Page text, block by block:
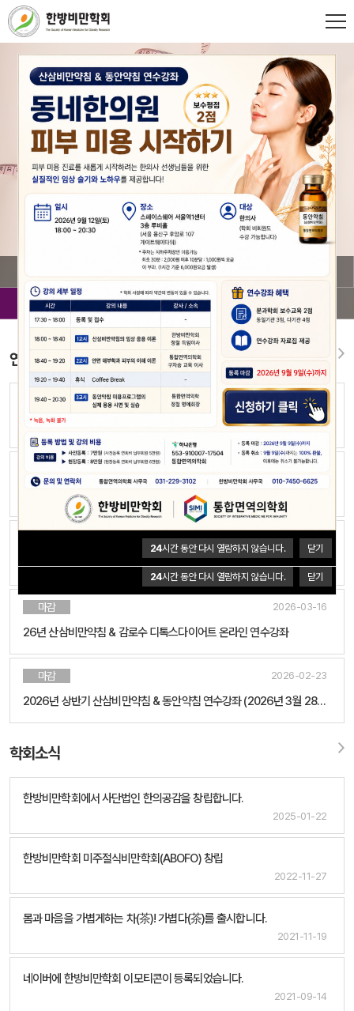
시간 동안 다시 열람하지 않습니다.
24시간 동안 다시 열람하지 않습니다. 닫기
24 시간 동안 다시 열람하지 않습니다. 닫기
24시간 동안 다시 열람하지 않습니다. 닫기
정회원 한의원 검색
깊이있는 연구과 활발한 활동으로 한방비만학회의 발전에 앞장서겠습니다.
정회원 한의원 검색
연수강좌안내 및 등록
정회원 한의원 검색 온라인스토어
연수강좌 & 학술대회
접수중
2026년 하반기 산삼비만약침 & 동안약침 연수강좌 (2026년 9월 12일 토)
2026-07-27
[온라인강좌] 2026 한방비만치료 전문가 과정 심화반
[온라인강좌] 2026 한방비만치료 전문가 과정 기초반
2026-05-27
마감
26년 산삼비만약침 & 감로수 디톡스다이어트 온라인 연수강좌
2026-03-16
마감
2026년 상반기 산삼비만약침 & 동안약침 연수강좌 (2026년 3월 28일 토)
2026-02-23
학회소식
한방비만학회에서 사단법인 한의공감을 창립합니다.
2025-01-22
한방비만학회 미주절식비만학회(ABOFO) 창립
2022-11-27
몸과 마음을 가볍게하는 차(茶)! 가볍다(茶)를 출시합니다.
2021-11-19
네이버에 한방비만학회 이모티콘이 등록되었습니다.
2021-09-14